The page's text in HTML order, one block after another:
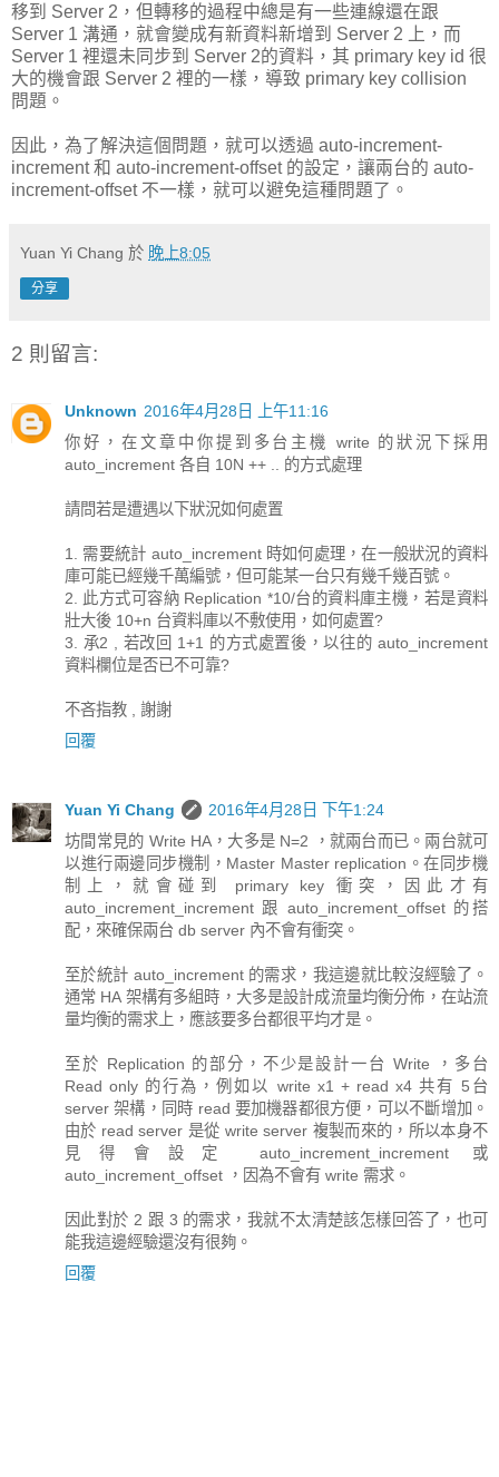
移到 Server 2，但轉移的過程中總是有一些連線還在跟
Server 1 溝通，就會變成有新資料新增到 Server 2 上，而
Server 1 裡還未同步到 Server 2的資料，其 primary key id 很
大的機會跟 Server 2 裡的一樣，導致 primary key collision
問題。
因此，為了解決這個問題，就可以透過 auto-increment-
increment 和 auto-increment-offset 的設定，讓兩台的 auto-
increment-offset 不一樣，就可以避免這種問題了。
Yuan Yi Chang 於 晚上8:05
分享
2 則留言:
Unknown 2016年4月28日 上午11:16
你好，在文章中你提到多台主機 write 的狀況下採用
auto_increment 各自 10N ++ .. 的方式處理
請問若是遭遇以下狀況如何處置
1. 需要統計 auto_increment 時如何處理，在一般狀況的資料
庫可能已經幾千萬編號，但可能某一台只有幾千幾百號。
2. 此方式可容納 Replication *10/台的資料庫主機，若是資料
壯大後 10+n 台資料庫以不敷使用，如何處置?
3. 承2 , 若改回 1+1 的方式處置後，以往的 auto_increment
資料欄位是否已不可靠?
不吝指教 , 謝謝
回覆
Yuan Yi Chang
2016年4月28日 下午1:24
坊間常見的 Write HA，大多是 N=2 ，就兩台而已。兩台就可
以進行兩邊同步機制，Master Master replication。在同步機
制上，就會碰到 primary key 衝突，因此才有
auto_increment_increment 跟 auto_increment_offset 的搭
配，來確保兩台 db server 內不會有衝突。
至於統計 auto_increment 的需求，我這邊就比較沒經驗了。
通常 HA 架構有多組時，大多是設計成流量均衡分佈，在站流
量均衡的需求上，應該要多台都很平均才是。
至於 Replication 的部分，不少是設計一台 Write ，多台
Read only 的行為，例如以 write x1 + read x4 共有 5台
server 架構，同時 read 要加機器都很方便，可以不斷增加。
由於 read server 是從 write server 複製而來的，所以本身不
見得會設定 auto_increment_increment 或
auto_increment_offset ，因為不會有 write 需求。
因此對於 2 跟 3 的需求，我就不太清楚該怎樣回答了，也可
能我這邊經驗還沒有很夠。
回覆